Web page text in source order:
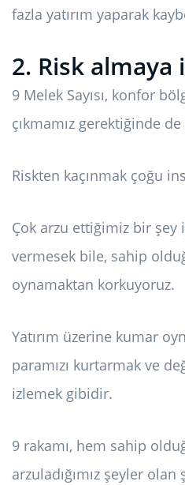
fazla yatırım yaparak
2. Risk
9 Melek Sayısı, konfor
çıkmamız gerektiğinde
Riskten kaçınmak çoğu
Çok arzu ettiğimiz bir şey
vermesek bile, sahip
oynamaktan korkuyoruz.
Yatırım üzerine kumar
paramızı kurtarmak ve
izlemek gibidir.
9 rakamı, hem sahip
arzuladığımız şeyler